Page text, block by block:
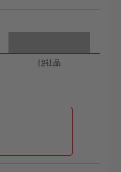
他社品